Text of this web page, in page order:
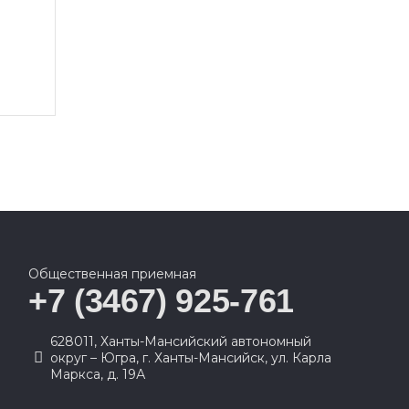
Общественная приемная
+7 (3467) 925-761
628011, Ханты-Мансийский автономный
округ – Югра, г. Ханты-Мансийск, ул. Карла
Маркса, д. 19А